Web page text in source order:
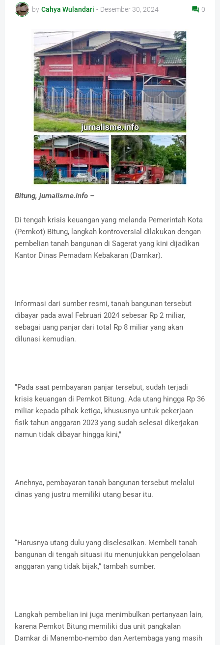
by Cahya Wulandari - Desember 30, 2024 0
Bitung, jurnalisme.info –
Di tengah krisis keuangan yang melanda Pemerintah Kota
(Pemkot) Bitung, langkah kontroversial dilakukan dengan
pembelian tanah bangunan di Sagerat yang kini dijadikan
Kantor Dinas Pemadam Kebakaran (Damkar).
Informasi dari sumber resmi, tanah bangunan tersebut
dibayar pada awal Februari 2024 sebesar Rp 2 miliar,
sebagai uang panjar dari total Rp 8 miliar yang akan
dilunasi kemudian.
"Pada saat pembayaran panjar tersebut, sudah terjadi
krisis keuangan di Pemkot Bitung. Ada utang hingga Rp 36
miliar kepada pihak ketiga, khususnya untuk pekerjaan
fisik tahun anggaran 2023 yang sudah selesai dikerjakan
namun tidak dibayar hingga kini,"
Anehnya, pembayaran tanah bangunan tersebut melalui
dinas yang justru memiliki utang besar itu.
“Harusnya utang dulu yang diselesaikan. Membeli tanah
bangunan di tengah situasi itu menunjukkan pengelolaan
anggaran yang tidak bijak,” tambah sumber.
Langkah pembelian ini juga menimbulkan pertanyaan lain,
karena Pemkot Bitung memiliki dua unit pangkalan
Damkar di Manembo-nembo dan Aertembaga yang masih